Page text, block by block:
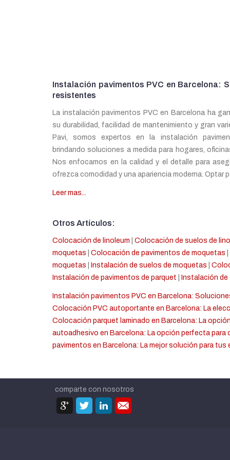
Instalación pavimentos PVC en Barcelona:
resistentes
La instalación pavimentos PVC en Barcelona ha
su durabilidad, facilidad de mantenimiento y gran
Pavi, somos expertos en la instalación
brindando soluciones a medida para hogares,
Nos enfocamos en la calidad y el detalle para
ofrezca comodidad y una apariencia moderna. Optar
Leer mas...
Otros Artículos:
Colocación de linoleum
Colocación de suelos de
moquetas
Colocación de pavimentos de moquetas
moquetas
Instalación de suelos de moquetas
Instalación de pavimentos de parquet
Instalación
Instalación pavimentos PVC en Barcelona:
Colocación PVC autoportante en Barcelona: La
Colocación parquet laminado en Barcelona: La
autoadhesivo en Barcelona: La opción perfecta para
pavimentos en Barcelona: La mejor solución para tus
comparte con nosotros